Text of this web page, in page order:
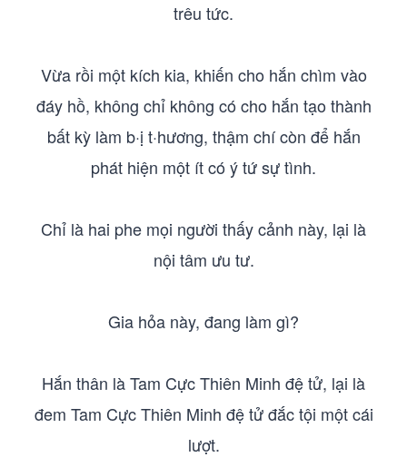
trêu tức.
Vừa rồi một kích kia, khiến cho hắn chìm vào
đáy hồ, không chỉ không có cho hắn tạo thành
bất kỳ làm b·ị t·hương, thậm chí còn để hắn
phát hiện một ít có ý tứ sự tình.
Chỉ là hai phe mọi người thấy cảnh này, lại là
nội tâm ưu tư.
Gia hỏa này, đang làm gì?
Hắn thân là Tam Cực Thiên Minh đệ tử, lại là
đem Tam Cực Thiên Minh đệ tử đắc tội một cái
lượt.